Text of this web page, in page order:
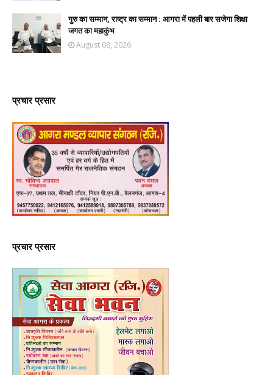
गुरु का सम्मान, राष्ट्र का सम्मान : आगरा में पहली बार सजेगा शिक्षा
जगत का महाकुंभ
August 08, 2026
प्रचार प्रसार
प्रचार प्रसार